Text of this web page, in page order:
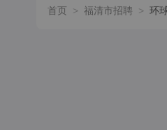
首页 > 福清市招聘 > 环